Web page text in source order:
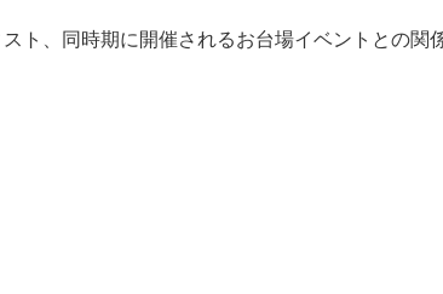
ト、同時期に開催されるお台場イベントとの関